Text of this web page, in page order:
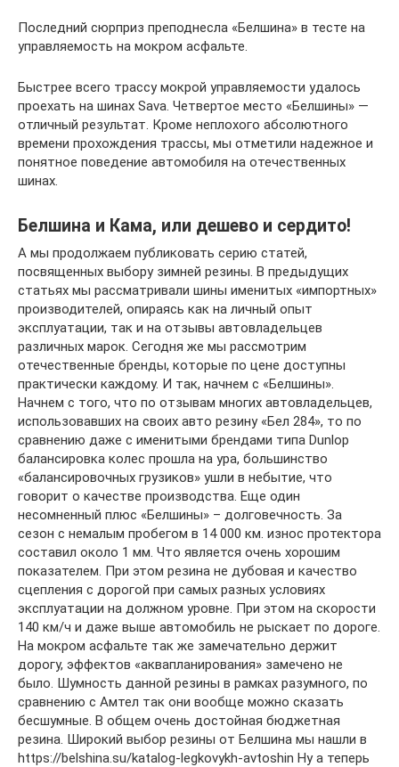
Последний сюрприз преподнесла «Белшина» в тесте на
управляемость на мокром асфальте.
Быстрее всего трассу мокрой управляемости удалось
проехать на шинах Sava. Четвертое место «Белшины» —
отличный результат. Кроме неплохого абсолютного
времени прохождения трассы, мы отметили надежное и
понятное поведение автомобиля на отечественных
шинах.
Белшина и Кама, или дешево и сердито!
А мы продолжаем публиковать серию статей,
посвященных выбору зимней резины. В предыдущих
статьях мы рассматривали шины именитых «импортных»
производителей, опираясь как на личный опыт
эксплуатации, так и на отзывы автовладельцев
различных марок. Сегодня же мы рассмотрим
отечественные бренды, которые по цене доступны
практически каждому. И так, начнем с «Белшины».
Начнем с того, что по отзывам многих автовладельцев,
использовавших на своих авто резину «Бел 284», то по
сравнению даже с именитыми брендами типа Dunlop
балансировка колес прошла на ура, большинство
«балансировочных грузиков» ушли в небытие, что
говорит о качестве производства. Еще один
несомненный плюс «Белшины» – долговечность. За
сезон с немалым пробегом в 14 000 км. износ протектора
составил около 1 мм. Что является очень хорошим
показателем. При этом резина не дубовая и качество
сцепления с дорогой при самых разных условиях
эксплуатации на должном уровне. При этом на скорости
140 км/ч и даже выше автомобиль не рыскает по дороге.
На мокром асфальте так же замечательно держит
дорогу, эффектов «аквапланирования» замечено не
было. Шумность данной резины в рамках разумного, по
сравнению с Амтел так они вообще можно сказать
бесшумные. В общем очень достойная бюджетная
резина. Широкий выбор резины от Белшина мы нашли в
https://belshina.su/katalog-legkovykh-avtoshin Ну а теперь